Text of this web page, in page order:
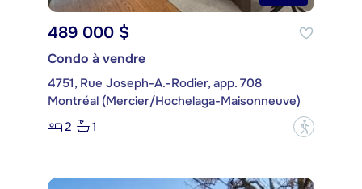
489 000 $
Condo à vendre
4751, Rue Joseph-A.-Rodier, app. 708
Montréal (Mercier/Hochelaga-Maisonneuve)
2
1 ?